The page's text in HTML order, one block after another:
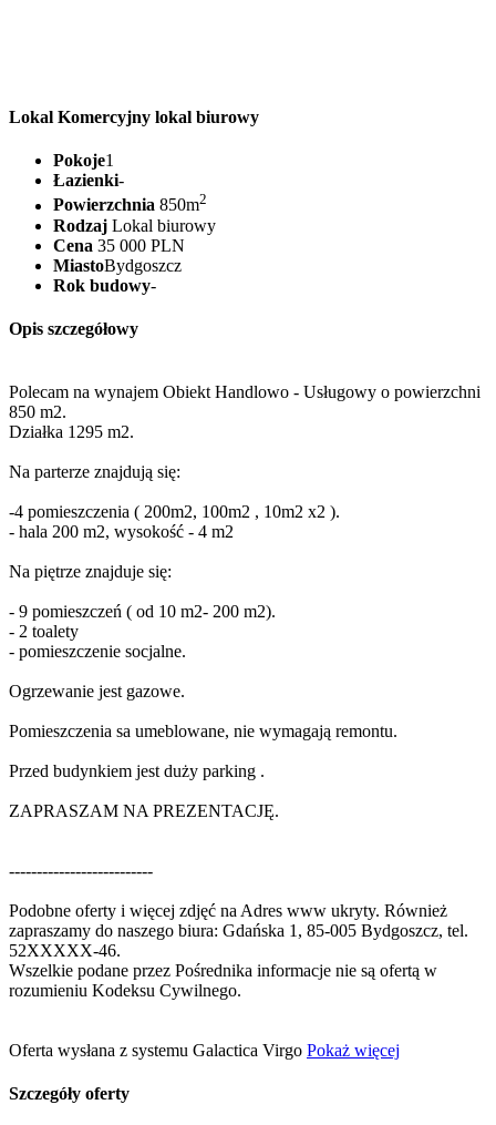
Lokal Komercyjny lokal biurowy
Pokoje1
Łazienki-
Powierzchnia 850m2
Rodzaj Lokal biurowy
Cena 35 000 PLN
MiastoBydgoszcz
Rok budowy-
Opis szczegółowy
Polecam na wynajem Obiekt Handlowo - Usługowy o powierzchni
850 m2.
Działka 1295 m2.
Na parterze znajdują się:
-4 pomieszczenia ( 200m2, 100m2 , 10m2 x2 ).
- hala 200 m2, wysokość - 4 m2
Na piętrze znajduje się:
- 9 pomieszczeń ( od 10 m2- 200 m2).
- 2 toalety
- pomieszczenie socjalne.
Ogrzewanie jest gazowe.
Pomieszczenia sa umeblowane, nie wymagają remontu.
Przed budynkiem jest duży parking .
ZAPRASZAM NA PREZENTACJĘ.
--------------------------
Podobne oferty i więcej zdjęć na Adres www ukryty. Również
zapraszamy do naszego biura: Gdańska 1, 85-005 Bydgoszcz‎, tel.
52XXXXX-46.
Wszelkie podane przez Pośrednika informacje nie są ofertą w
rozumieniu Kodeksu Cywilnego.
Oferta wysłana z systemu Galactica Virgo Pokaż więcej
Szczegóły oferty